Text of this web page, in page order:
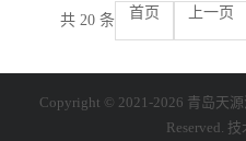
共 20 条 首页 上一页
Copyright © 2021-2026 青岛天
Reserved. 技